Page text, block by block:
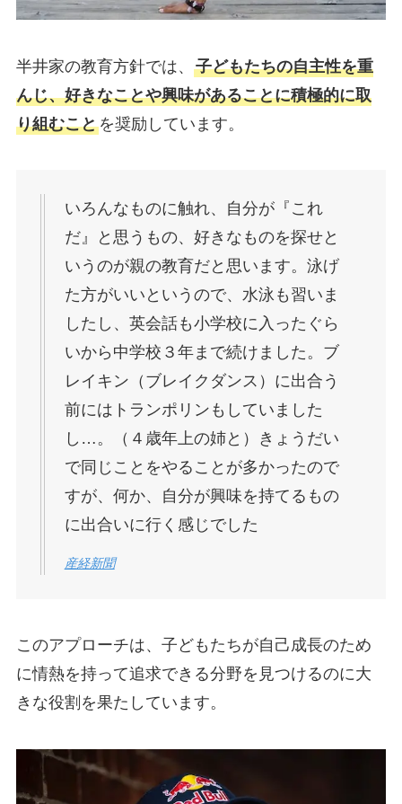
半井家の教育方針では、 子どもたちの自主性を重
んじ、好きなことや興味があることに積極的に取
り組むことを奨励しています。
いろんなものに触れ、自分が『これ
だ』と思うもの、好きなものを探せと
いうのが親の教育だと思います。泳げ
た方がいいというので、水泳も習いま
したし、英会話も小学校に入ったぐら
いから中学校３年まで続けました。ブ
レイキン（ブレイクダンス）に出合う
前にはトランポリンもしていました
し…。（４歳年上の姉と）きょうだい
で同じことをやることが多かったので
すが、何か、自分が興味を持てるもの
に出合いに行く感じでした
産経新聞
このアプローチは、子どもたちが自己成長のため
に情熱を持って追求できる分野を見つけるのに大
きな役割を果たしています。